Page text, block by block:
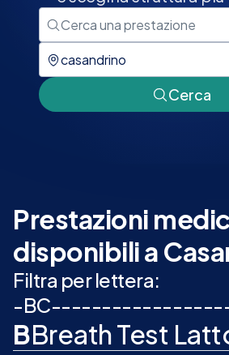
Cerca
Prestazioni
disponibili a
Filtra per lettera:
-BC-----------------
BBreath Test